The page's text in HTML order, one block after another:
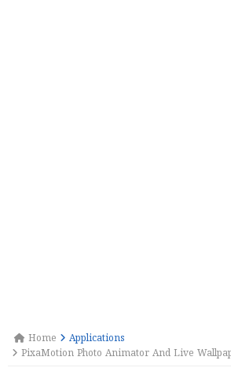
Home
Applications
PixaMotion Photo Animator And Live